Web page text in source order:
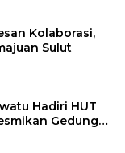
Kolaborasi,
Sulut
Hadiri HUT
Gedung